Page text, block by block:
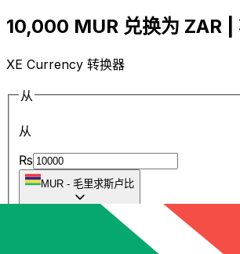
10,000 MUR 兑换为 ZAR
XE Currency 转换器
从
从
₨
MUR - 毛里求斯卢比